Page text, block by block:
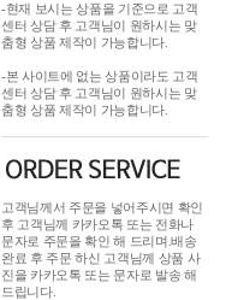
-현재 보시는 상품을 기준으로 고객
센터 상담 후 고객님이 원하시는 맞
춤형 상품 제작이 가능합니다.
-본 사이트에 없는 상품이라도 고객
센터 상담 후 고객님이 원하시는 맞
춤형 상품 제작이 가능합니다.
고객님께서 주문을 넣어주시면 확인
후 고객님께 카카오톡 또는 전화나
문자로 주문을 확인 해 드리며.배송
완료 후 주문 하신 고객님께 상품 사
진을 카카오톡 또는 문자로 발송 해
드립니다.